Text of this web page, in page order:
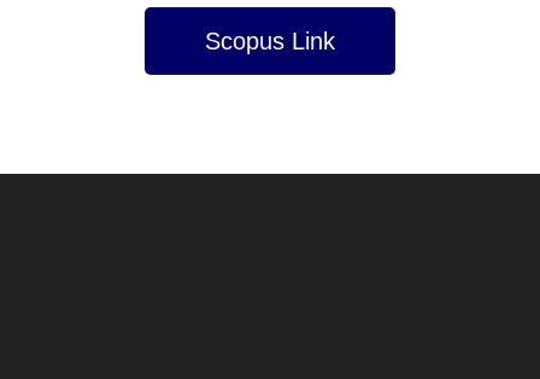
Scopus Link